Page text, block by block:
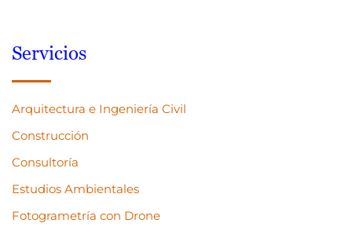
Servicios
Arquitectura e Ingeniería Civil
Construcción
Consultoría
Estudios Ambientales
Fotogrametría con Drone